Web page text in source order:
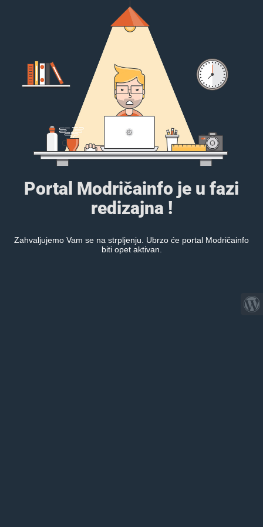
Portal Modričainfo je u fazi
redizajna !
Zahvaljujemo Vam se na strpljenju. Ubrzo će portal Modričainfo
biti opet aktivan.